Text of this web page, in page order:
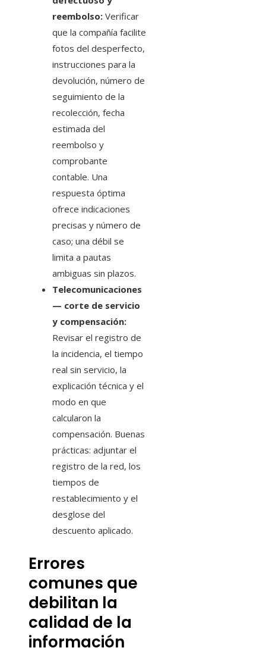
reembolso: Verificar
que la compañía facilite
fotos del desperfecto,
instrucciones para la
devolución, número de
seguimiento de la
recolección, fecha
estimada del
reembolso y
comprobante
contable. Una
respuesta óptima
ofrece indicaciones
precisas y número de
caso; una débil se
limita a pautas
ambiguas sin plazos.
Telecomunicaciones
— corte de servicio
y compensación:
Revisar el registro de
la incidencia, el tiempo
real sin servicio, la
explicación técnica y el
modo en que
calcularon la
compensación. Buenas
prácticas: adjuntar el
registro de la red, los
tiempos de
restablecimiento y el
desglose del
descuento aplicado.
Errores
comunes que
debilitan la
calidad de la
información